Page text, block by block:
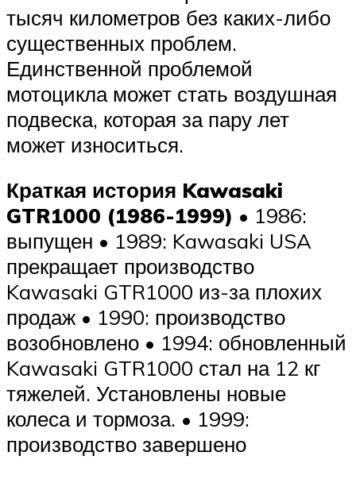
тысяч километров без каких-либо
существенных проблем.
Единственной проблемой
мотоцикла может стать воздушная
подвеска, которая за пару лет
может износиться.
Краткая история Kawasaki
GTR1000 (1986-1999) • 1986:
выпущен • 1989: Kawasaki USA
прекращает производство
Kawasaki GTR1000 из-за плохих
продаж • 1990: производство
возобновлено • 1994: обновленный
Kawasaki GTR1000 стал на 12 кг
тяжелей. Установлены новые
колеса и тормоза. • 1999:
производство завершено